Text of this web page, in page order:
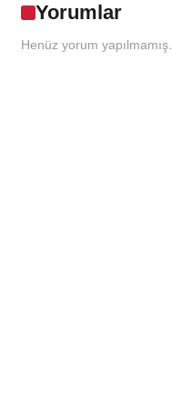
Yorumlar
Henüz yorum yapılmamış.